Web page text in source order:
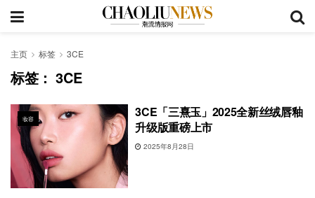
主页 标签 3CE
标签：3CE
妆容
3CE「三熹玉」2025全新丝绒唇釉
升级版重磅上市
2025年8月28日